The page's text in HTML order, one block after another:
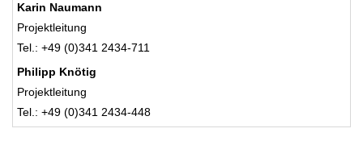
Karin Naumann
Projektleitung
Tel.: +49 (0)341 2434-711
Philipp Knötig
Projektleitung
Tel.: +49 (0)341 2434-448